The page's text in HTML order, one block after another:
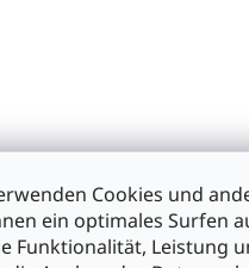
Cookies und
ein optimales Surfen
Funktionalität, Leistung